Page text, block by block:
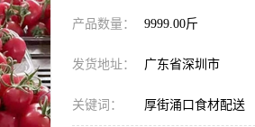
产品数量： 9999.00斤
发货地址： 广东省深圳市
关键词： 厚街涌口食材配送